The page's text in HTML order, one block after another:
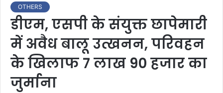
OTHERS
डीएम, एसपी के संयुक्त छापेमारी
में अवैध बालू उत्खनन, परिवहन
के खिलाफ 7 लाख 90 हजार का
जुर्माना